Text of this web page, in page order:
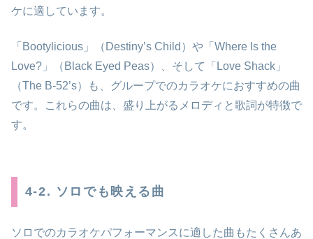
ケに適しています。
「Bootylicious」（Destiny’s Child）や「Where Is the
Love?」（Black Eyed Peas）、そして「Love Shack」
（The B-52’s）も、グループでのカラオケにおすすめの曲
です。これらの曲は、盛り上がるメロディと歌詞が特徴で
す。
4-2. ソロでも映える曲
ソロでのカラオケパフォーマンスに適した曲もたくさんあ